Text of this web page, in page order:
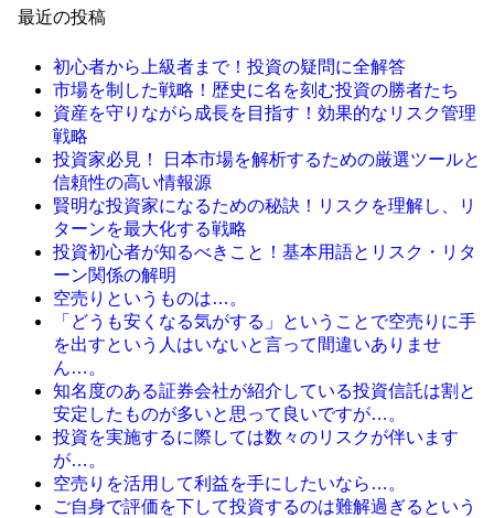
最近の投稿
初心者から上級者まで！投資の疑問に全解答
市場を制した戦略！歴史に名を刻む投資の勝者たち
資産を守りながら成長を目指す！効果的なリスク管理
戦略
投資家必見！ 日本市場を解析するための厳選ツールと
信頼性の高い情報源
賢明な投資家になるための秘訣！リスクを理解し、リ
ターンを最大化する戦略
投資初心者が知るべきこと！基本用語とリスク・リタ
ーン関係の解明
空売りというものは…。
「どうも安くなる気がする」ということで空売りに手
を出すという人はいないと言って間違いありませ
ん…。
知名度のある証券会社が紹介している投資信託は割と
安定したものが多いと思って良いですが…。
投資を実施するに際しては数々のリスクが伴います
が…。
空売りを活用して利益を手にしたいなら…。
ご自身で評価を下して投資するのは難解過ぎるという